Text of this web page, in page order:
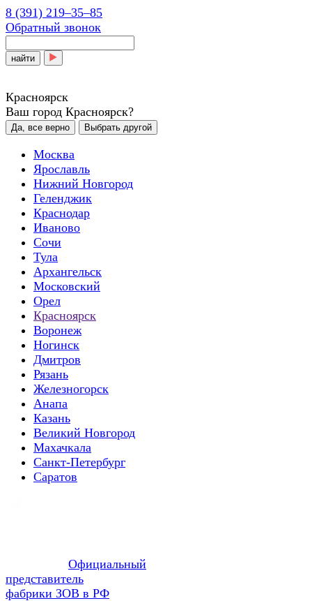
8 (391) 219‒35‒85
Обратный звонок
найти
Красноярск
Ваш город Красноярск?
Да, все верно Выбрать другой
Москва
Ярославль
Нижний Новгород
Геленджик
Краснодар
Иваново
Сочи
Тула
Архангельск
Московский
Орел
Красноярск
Воронеж
Ногинск
Дмитров
Рязань
Железногорск
Анапа
Казань
Великий Новгород
Махачкала
Санкт-Петербург
Саратов
Официальный
представитель
фабрики ЗОВ в РФ